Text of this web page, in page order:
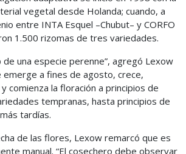
vegetal desde Holanda; cuando, a
entre INTA Esquel –Chubut– y CORFO
1.500 rizomas de tres variedades.
de una especie perenne”, agregó Lexow
emerge a fines de agosto, crece,
comienza la floración a principios de
tempranas, hasta principios de
tardías.
de las flores, Lexow remarcó que es
manual. “El cosechero debe observar